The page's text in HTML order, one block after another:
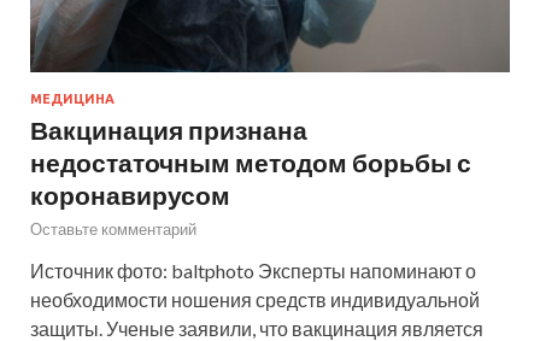
МЕДИЦИНА
Вакцинация признана
недостаточным методом борьбы с
коронавирусом
Оставьте комментарий
Источник фото: baltphoto Эксперты напоминают о
необходимости ношения средств индивидуальной
защиты. Ученые заявили, что вакцинация является